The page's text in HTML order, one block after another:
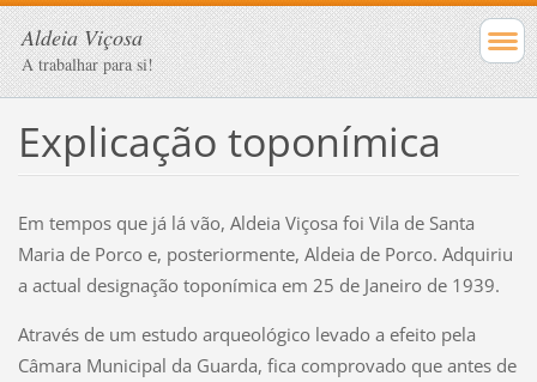
Aldeia Viçosa
A trabalhar para si!
Explicação toponímica
Em tempos que já lá vão, Aldeia Viçosa foi Vila de Santa
Maria de Porco e, posteriormente, Aldeia de Porco. Adquiriu
a actual designação toponímica em 25 de Janeiro de 1939.
Através de um estudo arqueológico levado a efeito pela
Câmara Municipal da Guarda, fica comprovado que antes de